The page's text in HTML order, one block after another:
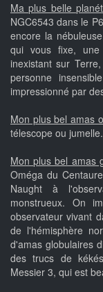
Ma plus belle
NGC6543 dans le
encore la
qui vous fixe,
inexistant sur
personne
impressionné par
Mon plus bel amas
télescope ou jumelle.
Mon plus bel amas
Oméga du
Naught à
monstrueux. On
observateur vivant
de l'hémisphère
d'amas globulaires
des trucs de
Messier 3, qui est